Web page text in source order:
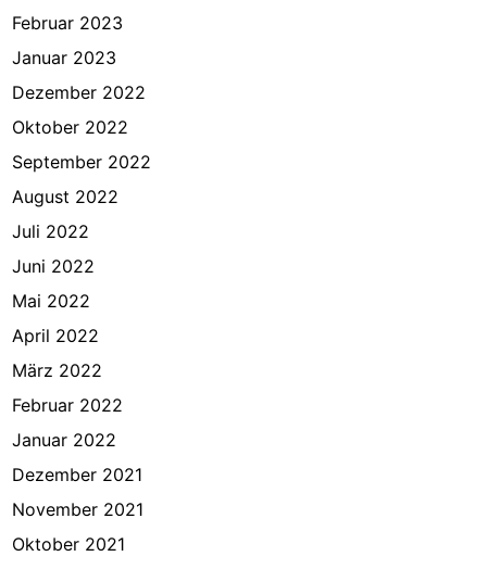
Februar 2023
Januar 2023
Dezember 2022
Oktober 2022
September 2022
August 2022
Juli 2022
Juni 2022
Mai 2022
April 2022
März 2022
Februar 2022
Januar 2022
Dezember 2021
November 2021
Oktober 2021